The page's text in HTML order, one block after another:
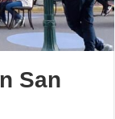
San